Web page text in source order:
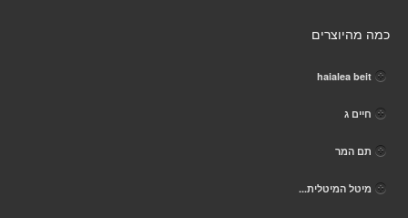
כמה מהיוצרים
haialea beit
חיים ג
תם המר
מיטל המיטלית...